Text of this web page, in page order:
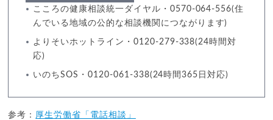
こころの健康相談統一ダイヤル・0570-064-556(住
んでいる地域の公的な相談機関につながります)
よりそいホットライン・0120-279-338(24時間対
応)
いのちSOS・0120-061-338(24時間365日対応)
参考： 厚生労働省「電話相談」